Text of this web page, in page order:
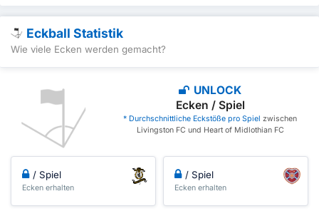
Eckball Statistik
Wie viele Ecken werden gemacht?
UNLOCK
Ecken / Spiel
* Durchschnittliche Eckstöße pro Spiel zwischen
Livingston FC und Heart of Midlothian FC
/ Spiel
Ecken erhalten
/ Spiel
Ecken erhalten